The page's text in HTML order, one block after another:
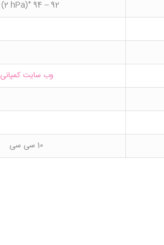
92 – 94 °C (2 hPa)
وب سایت کمپانی
10 سی سی